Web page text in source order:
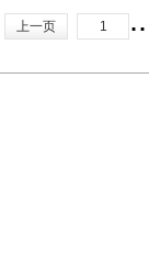
上一页 1